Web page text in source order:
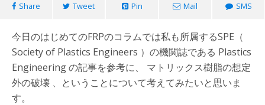
Share Tweet Pin Mail SMS
今日のはじめてのFRPのコラムでは私も所属するSPE（
Society of Plastics Engineers ）の機関誌である Plastics
Engineering の記事を参考に、 マトリックス樹脂の想定
外の破壊 、ということについて考えてみたいと思いま
す。